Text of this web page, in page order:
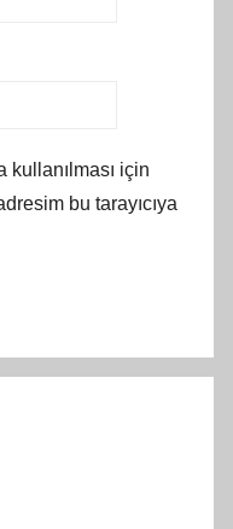
kullanılması için
bu tarayıcıya